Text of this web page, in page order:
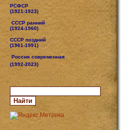
РСФСР
(1921-1923)
СССР ранний
(1924-1960)
СССР поздний
(1961-1991)
Россия современная
(1992-2023)